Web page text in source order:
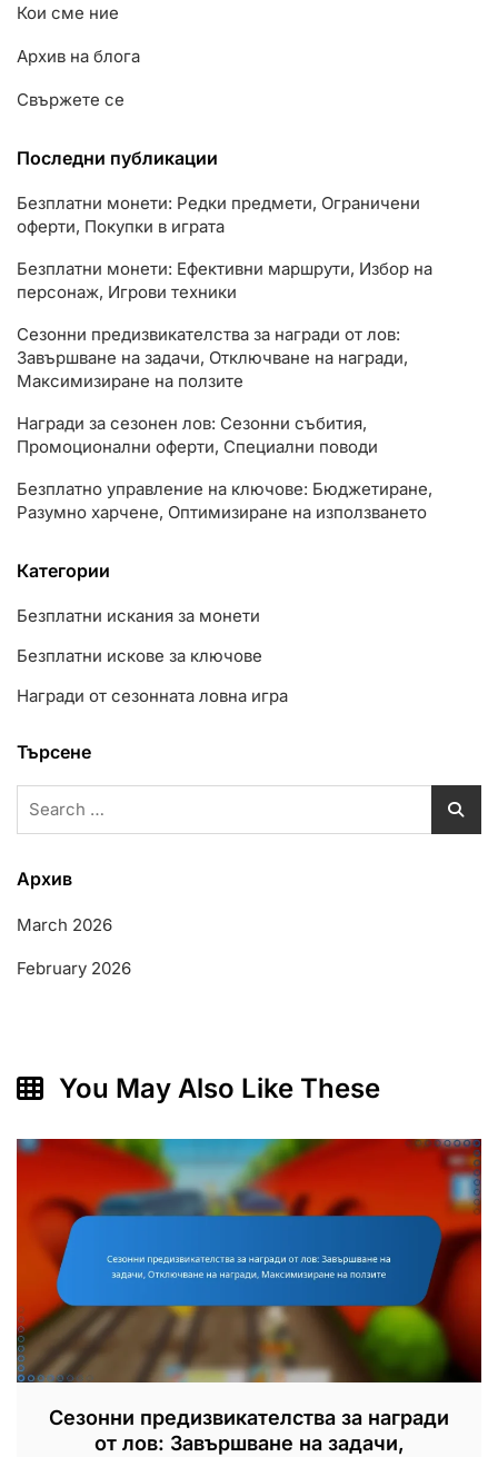
Кои сме ние
Архив на блога
Свържете се
Последни публикации
Безплатни монети: Редки предмети, Ограничени
оферти, Покупки в играта
Безплатни монети: Ефективни маршрути, Избор на
персонаж, Игрови техники
Сезонни предизвикателства за награди от лов:
Завършване на задачи, Отключване на награди,
Максимизиране на ползите
Награди за сезонен лов: Сезонни събития,
Промоционални оферти, Специални поводи
Безплатно управление на ключове: Бюджетиране,
Разумно харчене, Оптимизиране на използването
Категории
Безплатни искания за монети
Безплатни искове за ключове
Награди от сезонната ловна игра
Търсене
Архив
March 2026
February 2026
You May Also Like These
Сезонни предизвикателства за награди
от лов: Завършване на задачи,